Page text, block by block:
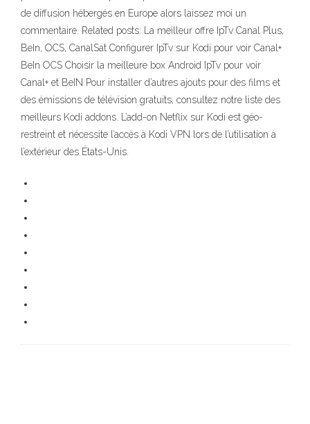
de diffusion hébergés en Europe alors laissez moi un
commentaire. Related posts: La meilleur offre IpTv Canal Plus,
BeIn, OCS, CanalSat Configurer IpTv sur Kodi pour voir Canal+
BeIn OCS Choisir la meilleure box Android IpTv pour voir
Canal+ et BeIN Pour installer d’autres ajouts pour des films et
des émissions de télévision gratuits, consultez notre liste des
meilleurs Kodi addons. L’add-on Netflix sur Kodi est géo-
restreint et nécessite l’accès à Kodi VPN lors de l’utilisation à
l’extérieur des États-Unis.